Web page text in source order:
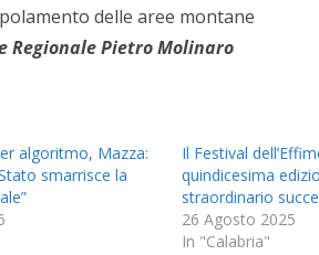
delle aree montane
Pietro Molinaro
algoritmo, Mazza:
smarrisce la
Il Festival
quindicesima
straordinario
26 Agosto 2025
In "Calabria"